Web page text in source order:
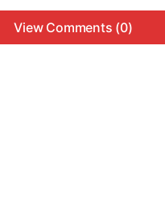
View Comments (0)